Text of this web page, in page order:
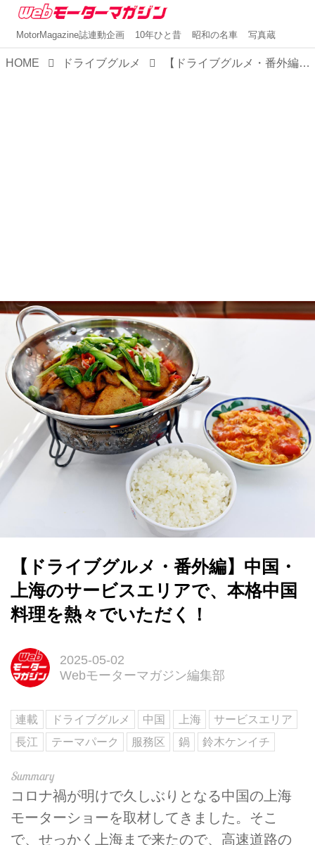
MotorMagazine誌連動企画 10年ひと昔 昭和の名車 写真蔵
HOME ドライブグルメ 【ドライブグルメ・番外編】中国・上海のサービスエリアで、本格中国料理を熱々でいただく！
【ドライブグルメ・番外編】中国・
上海のサービスエリアで、本格中国
料理を熱々でいただく！
2025-05-02
Webモーターマガジン編集部
連載 ドライブグルメ 中国 上海
サービスエリア
長江
テーマパーク 服務区 鍋 鈴木ケンイチ
コロナ禍が明けで久しぶりとなる中国の上海
モーターショーを取材してきました。そこ
で、せっかく上海まで来たので、高速道路の